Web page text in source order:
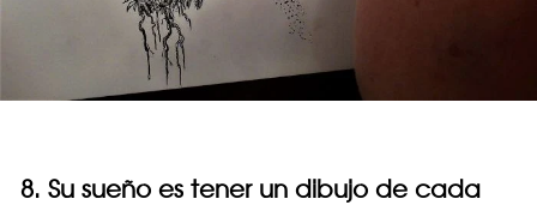
8. Su sueño es tener un dibujo de cada